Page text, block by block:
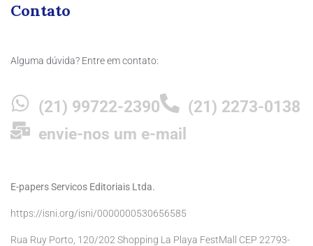
Contato
Alguma dúvida? Entre em contato:
(21) 99722-2390
(21) 2273-0138
envie-nos um e-mail
E-papers Servicos Editoriais Ltda.
https://isni.org/isni/0000000530656585
Rua Ruy Porto, 120/202 Shopping La Playa FestMall CEP 22793-